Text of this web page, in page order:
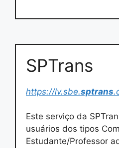
SPTrans
https://lv.sbe.sptrans
Este serviço da
usuários dos tipos
Estudante/Professor